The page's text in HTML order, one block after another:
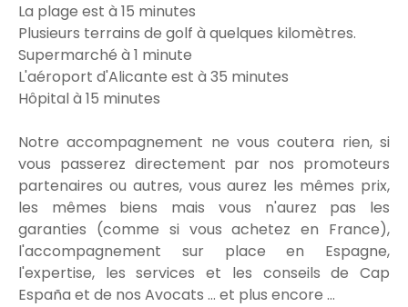
La plage est à 15 minutes
Plusieurs terrains de golf à quelques kilomètres.
Supermarché à 1 minute
L'aéroport d'Alicante est à 35 minutes
Hôpital à 15 minutes
Notre accompagnement ne vous coutera rien, si
vous passerez directement par nos promoteurs
partenaires ou autres, vous aurez les mêmes prix,
les mêmes biens mais vous n'aurez pas les
garanties (comme si vous achetez en France),
l'accompagnement sur place en Espagne,
l'expertise, les services et les conseils de Cap
España et de nos Avocats … et plus encore …